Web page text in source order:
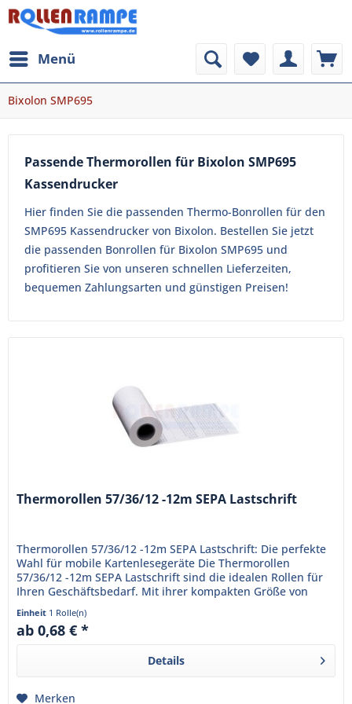
Menü
Bixolon SMP695
Passende Thermorollen für Bixolon SMP695
Kassendrucker
Hier finden Sie die passenden Thermo-Bonrollen für den
SMP695 Kassendrucker von Bixolon. Bestellen Sie jetzt
die passenden Bonrollen für Bixolon SMP695 und
profitieren Sie von unseren schnellen Lieferzeiten,
bequemen Zahlungsarten und günstigen Preisen!
Thermorollen 57/36/12 -12m SEPA Lastschrift
Thermorollen 57/36/12 -12m SEPA Lastschrift: Die perfekte
Wahl für mobile Kartenlesegeräte Die Thermorollen
57/36/12 -12m SEPA Lastschrift sind die idealen Rollen für
Ihren Geschäftsbedarf. Mit ihrer kompakten Größe von
57/36/12 mm...
Einheit 1 Rolle(n)
ab 0,68 € *
Details
Merken